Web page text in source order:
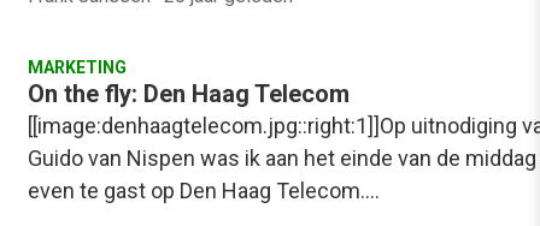
MARKETING
On the fly: Den Haag Telecom
[[image:denhaagtelecom.jpg::right:1]]Op uitnodiging
Guido van Nispen was ik aan het einde van de
even te gast op Den Haag Telecom.…